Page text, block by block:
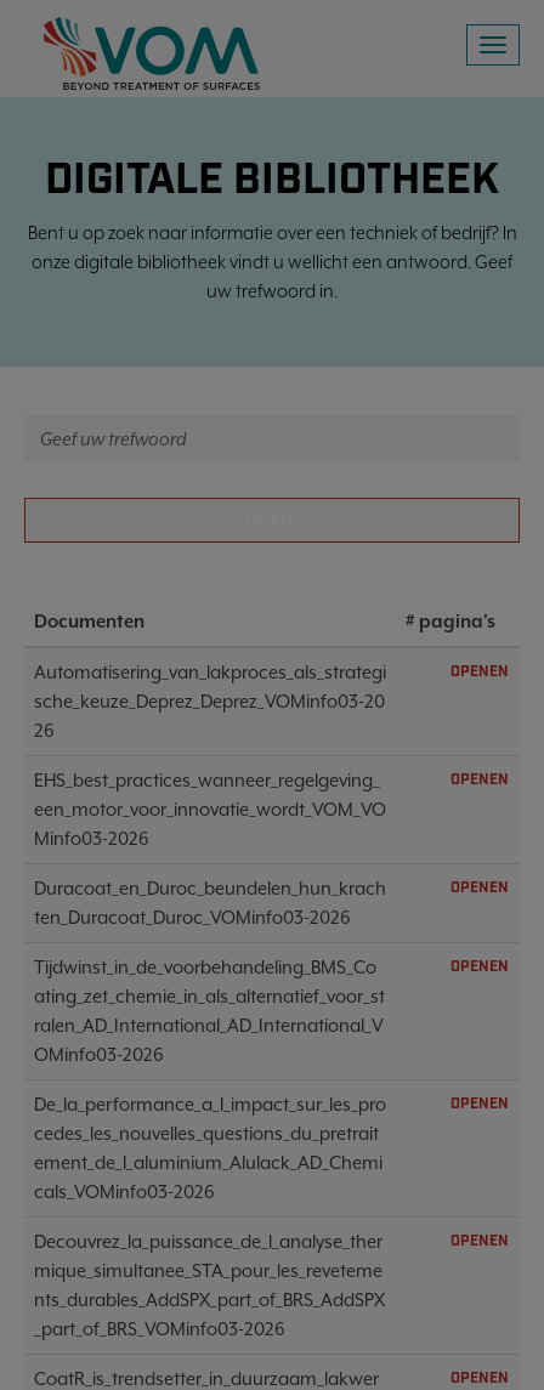
Toggle
DIGITALE BIBLIOTHEEK
Bent u op zoek naar informatie over een techniek of bedrijf? In
onze digitale bibliotheek vindt u wellicht een antwoord. Geef
uw trefwoord in.
Documenten # pagina's
Automatisering_van_lakproces_als_strategi
sche_keuze_Deprez_Deprez_VOMinfo03-20
26
OPENEN
EHS_best_practices_wanneer_regelgeving_
een_motor_voor_innovatie_wordt_VOM_VO
Minfo03-2026
OPENEN
Duracoat_en_Duroc_beundelen_hun_krach
ten_Duracoat_Duroc_VOMinfo03-2026
OPENEN
Tijdwinst_in_de_voorbehandeling_BMS_Co
ating_zet_chemie_in_als_alternatief_voor_st
ralen_AD_International_AD_International_V
OMinfo03-2026
OPENEN
De_la_performance_a_l_impact_sur_les_pro
cedes_les_nouvelles_questions_du_pretrait
ement_de_l_aluminium_Alulack_AD_Chemi
cals_VOMinfo03-2026
OPENEN
Decouvrez_la_puissance_de_l_analyse_ther
mique_simultanee_STA_pour_les_reveteme
nts_durables_AddSPX_part_of_BRS_AddSPX
_part_of_BRS_VOMinfo03-2026
OPENEN
CoatR_is_trendsetter_in_duurzaam_lakwer
OPENEN